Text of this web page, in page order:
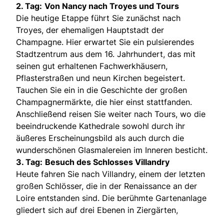
2. Tag: Von Nancy nach Troyes und Tours
Die heutige Etappe führt Sie zunächst nach
Troyes, der ehemaligen Hauptstadt der
Champagne. Hier erwartet Sie ein pulsierendes
Stadtzentrum aus dem 16. Jahrhundert, das mit
seinen gut erhaltenen Fachwerkhäusern,
Pflasterstraßen und neun Kirchen begeistert.
Tauchen Sie ein in die Geschichte der großen
Champagnermärkte, die hier einst stattfanden.
Anschließend reisen Sie weiter nach Tours, wo die
beeindruckende Kathedrale sowohl durch ihr
äußeres Erscheinungsbild als auch durch die
wunderschönen Glasmalereien im Inneren besticht.
3. Tag: Besuch des Schlosses Villandry
Heute fahren Sie nach Villandry, einem der letzten
großen Schlösser, die in der Renaissance an der
Loire entstanden sind. Die berühmte Gartenanlage
gliedert sich auf drei Ebenen in Ziergärten,